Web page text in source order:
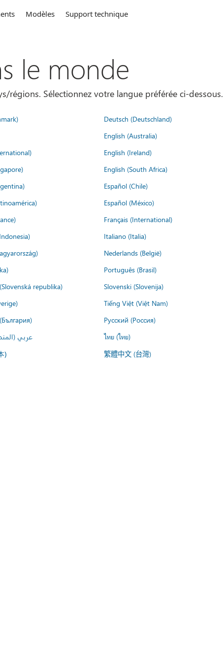
Modèles Support technique
le monde
régions. Sélectionnez votre langue préférée ci-dessous.
Deutsch (Deutschland)
English (Australia)
English (Ireland)
English (South Africa)
Español (Chile)
Español (México)
Français (International)
Italiano (Italia)
Nederlands (België)
Português (Brasil)
republika) Slovenski (Slovenija)
Tiếng Việt (Việt Nam)
Русский (Россия)
عربي ไทย (ไทย)
) 繁體中文 (台灣)